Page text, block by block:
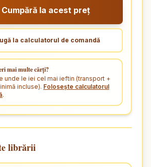
Cumpără la acest preț
la calculatorul de comandă
mai multe cărți?
unde le iei cel mai ieftin (transport +
incluse). Folosește calculatorul
.
librării